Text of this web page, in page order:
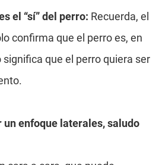
el “sí” del perro: Recuerda, el
confirma que el perro es, en
que el perro quiera ser
enfoque laterales, saludo